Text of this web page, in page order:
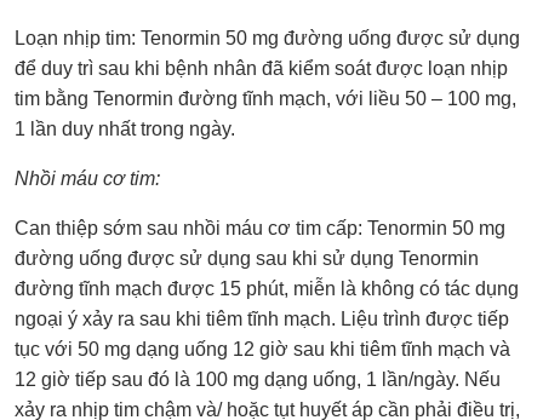
Loạn nhịp tim: Tenormin 50 mg đường uống được sử dụng
để duy trì sau khi bệnh nhân đã kiểm soát được loạn nhịp
tim bằng Tenormin đường tĩnh mạch, với liều 50 – 100 mg,
1 lần duy nhất trong ngày.
Nhồi máu cơ tim:
Can thiệp sớm sau nhồi máu cơ tim cấp: Tenormin 50 mg
đường uống được sử dụng sau khi sử dụng Tenormin
đường tĩnh mạch được 15 phút, miễn là không có tác dụng
ngoại ý xảy ra sau khi tiêm tĩnh mạch. Liệu trình được tiếp
tục với 50 mg dạng uống 12 giờ sau khi tiêm tĩnh mạch và
12 giờ tiếp sau đó là 100 mg dạng uống, 1 lần/ngày. Nếu
xảy ra nhịp tim chậm và/ hoặc tụt huyết áp cần phải điều trị,